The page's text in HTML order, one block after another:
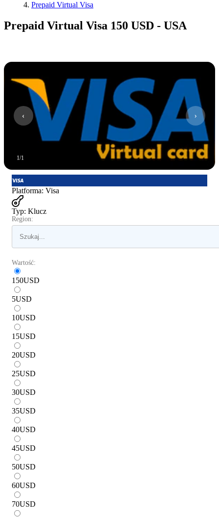
Prepaid Virtual Visa
Prepaid Virtual Visa 150 USD - USA
1/1
Platforma: Visa
Typ: Klucz
Region:
Wartość:
150USD
5USD
10USD
15USD
20USD
25USD
30USD
35USD
40USD
45USD
50USD
60USD
70USD